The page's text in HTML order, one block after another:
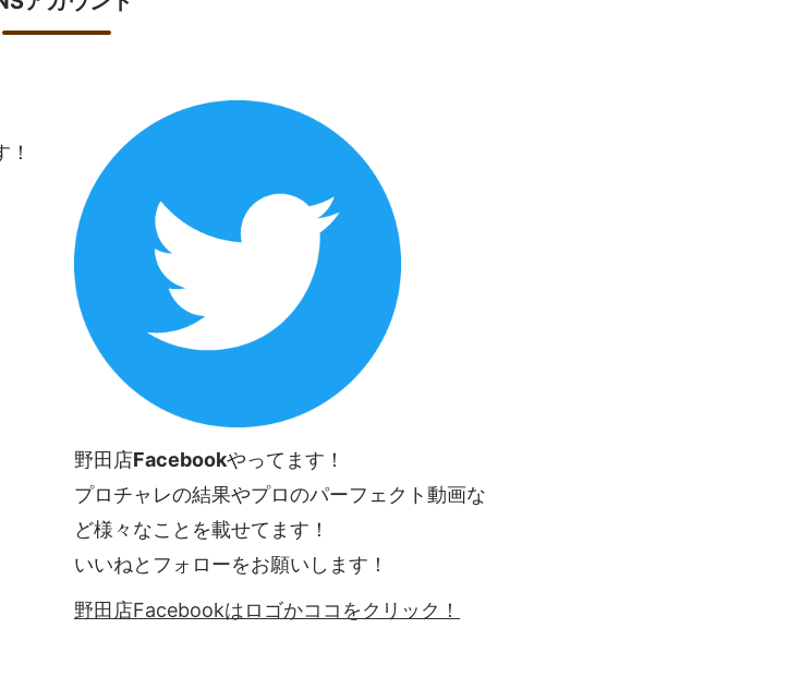
野田店Facebookやってます！
プロチャレの結果やプロのパーフェクト動画な
ど様々なことを載せてます！
いいねとフォローをお願いします！
野田店Facebookはロゴかココをクリック！